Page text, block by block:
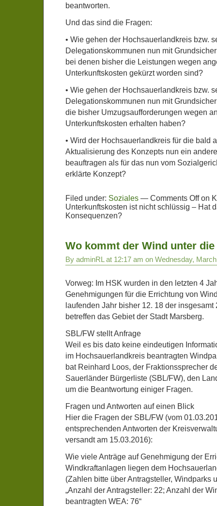
beantworten.
Und das sind die Fragen:
• Wie gehen der Hochsauerlandkreis bzw.
Delegationskommunen nun mit
bei denen bisher die Leistungen wegen
Unterkunftskosten gekürzt worden sind?
• Wie gehen der Hochsauerlandkreis bzw.
Delegationskommunen nun mit
die bisher Umzugsaufforderungen wegen
Unterkunftskosten erhalten haben?
• Wird der Hochsauerlandkreis für die bald
Aktualisierung des Konzepts nun ein
beauftragen als für das nun vom
erklärte Konzept?
Filed under: Soziales — Comments Offon
Unterkunftskosten ist nicht schlüssig – Hat
Konsequenzen?
Wo kommt der Wind unter die
By adminRL at 12:17 am on Wednesday,
Vorweg: Im HSK wurden in den letzten 4
Genehmigungen für die Errichtung von
laufenden Jahr bisher 12. 18 der
betreffen das Gebiet der Stadt Marsberg.
SBL/FW stellt Anfrage
Weil es bis dato keine eindeutigen
im Hochsauerlandkreis beantragten
bat Reinhard Loos, der Fraktionssprecher
Sauerländer Bürgerliste (SBL/FW), den
um die Beantwortung einiger Fragen.
Fragen und Antworten auf einen Blick
Hier die Fragen der SBL/FW (vom
entsprechenden Antworten der
versandt am 15.03.2016):
Wie viele Anträge auf Genehmigung der
Windkraftanlagen liegen dem
(Zahlen bitte über Antragsteller, Windparks
„Anzahl der Antragsteller: 22; Anzahl der
beantragten WEA: 76“